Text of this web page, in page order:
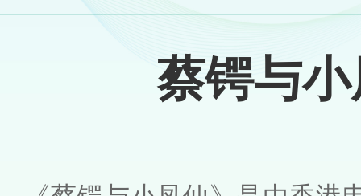
蔡锷与